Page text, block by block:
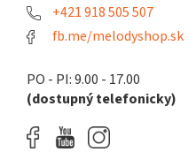
+421 918 505 507
fb.me/melodyshop.sk
PO - PI: 9.00 - 17.00
(dostupný telefonicky)